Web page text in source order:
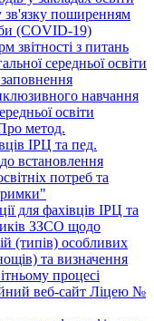
зв'язку поширенням
(COVID-19)
звітності з питань
середньої освіти
навчання
освіти
метод.
ІРЦ та пед.
встановлення
потреб та
для фахівців ІРЦ та
ЗЗСО щодо
(типів) особливих
та визначення
процесі
веб-сайт Ліцею №